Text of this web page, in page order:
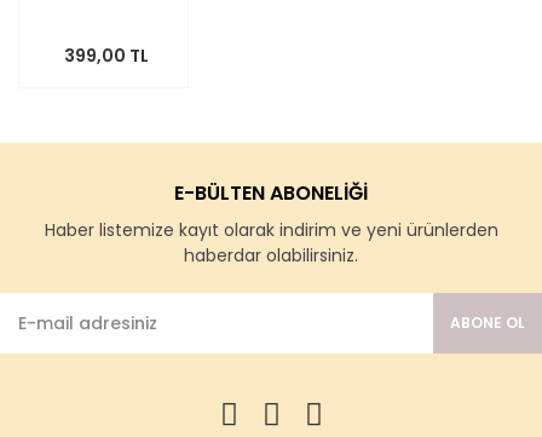
399,00 TL
E-BÜLTEN ABONELİĞİ
Haber listemize kayıt olarak indirim ve yeni ürünlerden
haberdar olabilirsiniz.
ABONE OL